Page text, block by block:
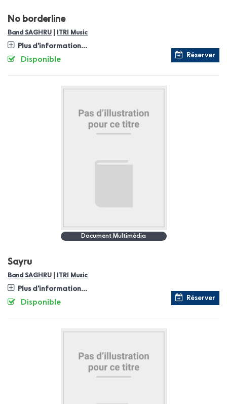
No borderline
Band SAGHRU ITRI Music
Plus d'information...
Réserver
Disponible
Document Multimédia
Sayru
Band SAGHRU ITRI Music
Plus d'information...
Réserver
Disponible